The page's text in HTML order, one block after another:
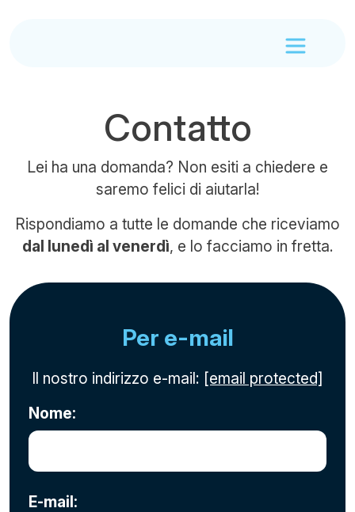
Contatto
Lei ha una domanda? Non esiti a chiedere e
saremo felici di aiutarla!
Rispondiamo a tutte le domande che riceviamo
dal lunedì al venerdì, e lo facciamo in fretta.
Per e-mail
Il nostro indirizzo e-mail: [email protected]
Nome:
E-mail: